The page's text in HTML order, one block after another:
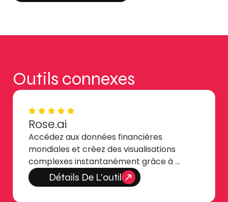
Outils connexes
Rose.ai
Accédez aux données financières
mondiales et créez des visualisations
complexes instantanément grâce à …
Détails De L'outil